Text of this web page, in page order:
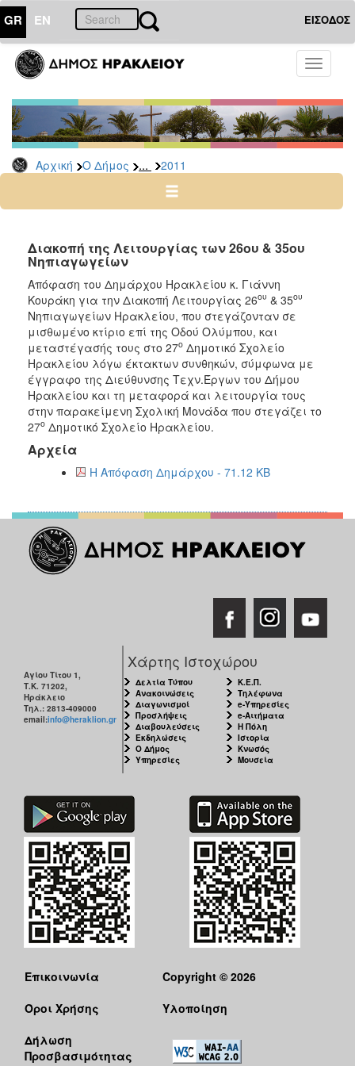
GR EN ΕΙΣΟΔΟΣ
Toggle
Αρχική Ο Δήμος ... 2011
ΔΗΜΟΣ
Δελτία
Τύπου
Αρχείο
2026
2024
2022
2021
2020
2019
2018
2017
2016
2015
2013
2012
2010
2006
ΠΟΛΙΤΙΣΜΟΣ
ΑΝΘΕΚΤΙΚΗ
Διακοπή της Λειτουργίας των 26ου & 35ου
Νηπιαγωγείων
Απόφαση του Δημάρχου Ηρακλείου κ. Γιάννη
Κουράκη για την Διακοπή Λειτουργίας 26ου & 35ου
Νηπιαγωγείων Ηρακλείου, που στεγάζονταν σε
μισθωμένο κτίριο επί της Οδού Ολύμπου, και
μεταστέγασής τους στο 27ο Δημοτικό Σχολείο
Ηρακλείου λόγω έκτακτων συνθηκών, σύμφωνα με
έγγραφο της Διεύθυνσης Τεχν.Έργων του Δήμου
Ηρακλείου και τη μεταφορά και λειτουργία τους
στην παρακείμενη Σχολική Μονάδα που στεγάζει το
27ο Δημοτικό Σχολείο Ηρακλείου.
Αρχεία
Η Απόφαση Δημάρχου - 71.12 KB
Αγίου Τίτου 1,
Τ.Κ. 71202,
Ηράκλειο
Τηλ.: 2813-409000
email:info@heraklion.gr
Χάρτης Ιστοχώρου
Δελτία Τύπου
Ανακοινώσεις
Διαγωνισμοί
Προσλήψεις
Διαβουλεύσεις
Εκδηλώσεις
Ο Δήμος
Υπηρεσίες
Κ.Ε.Π.
Τηλέφωνα
e-Υπηρεσίες
e-Αιτήματα
Η Πόλη
Ιστορία
Κνωσός
Μουσεία
Επικοινωνία
Όροι Χρήσης
Δήλωση
Προσβασιμότητας
Copyright © 2026
Υλοποίηση